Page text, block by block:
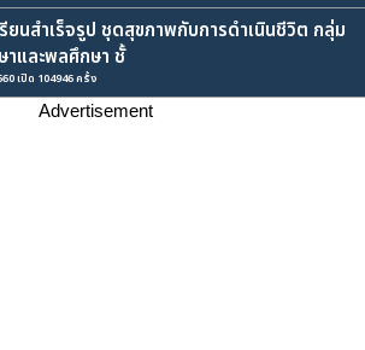
ยนสำเร็จรูป ชุดสุขภาพกับการดำเนินชีวิต กลุ่ม
าและพลศึกษา ชั้
เปิด 104946 ครั้ง
Advertisement